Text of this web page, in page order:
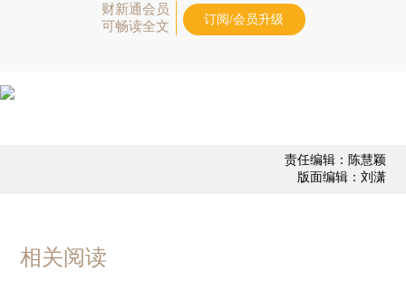
财新通会员
可畅读全文
订阅/会员升级
责任编辑：陈慧颖
版面编辑：刘潇
相关阅读